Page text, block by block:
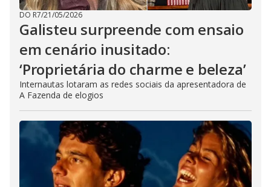
DO R7/21/05/2026
Galisteu surpreende com ensaio
em cenário inusitado:
‘Proprietária do charme e beleza’
Internautas lotaram as redes sociais da apresentadora de
A Fazenda de elogios